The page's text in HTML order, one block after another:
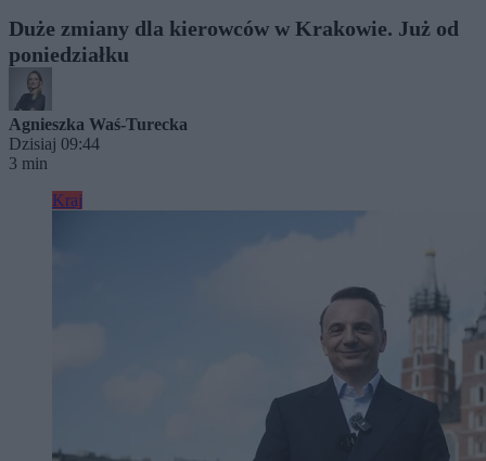
Duże zmiany dla kierowców w Krakowie. Już od
poniedziałku
Agnieszka Waś-Turecka
Dzisiaj 09:44
3 min
Kraj